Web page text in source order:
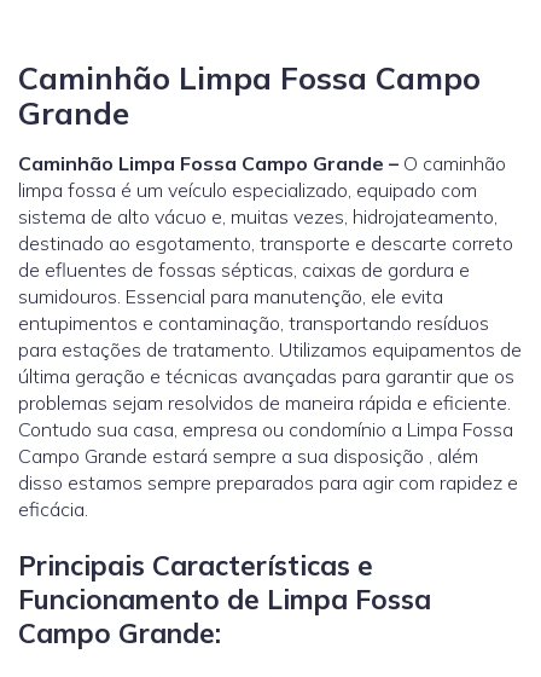
Caminhão Limpa Fossa Campo
Grande
Caminhão Limpa Fossa Campo Grande – O caminhão
limpa fossa é um veículo especializado, equipado com
sistema de alto vácuo e, muitas vezes, hidrojateamento,
destinado ao esgotamento, transporte e descarte correto
de efluentes de fossas sépticas, caixas de gordura e
sumidouros. Essencial para manutenção, ele evita
entupimentos e contaminação, transportando resíduos
para estações de tratamento. Utilizamos equipamentos de
última geração e técnicas avançadas para garantir que os
problemas sejam resolvidos de maneira rápida e eficiente.
Contudo sua casa, empresa ou condomínio a Limpa Fossa
Campo Grande estará sempre a sua disposição , além
disso estamos sempre preparados para agir com rapidez e
eficácia.
Principais Características e
Funcionamento de Limpa Fossa
Campo Grande: